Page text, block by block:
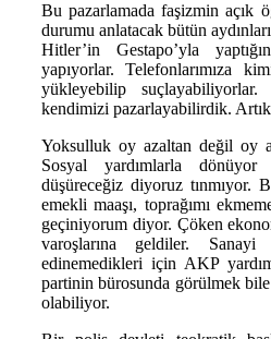
Bu pazarlamada faşizmin açık
durumu anlatacak bütün
Hitler’in Gestapo’yla
yapıyorlar. Telefonlarımıza
yükleyebilip
kendimizi pazarlayabilirdik.
Yoksulluk oy azaltan değil oy
Sosyal yardımlarla
düşüreceğiz diyoruz tınmıyor.
emekli maaşı, toprağımı
geçiniyorum diyor. Çöken
varoşlarına geldiler.
edinemedikleri için AKP
partinin bürosunda görülmek
olabiliyor.